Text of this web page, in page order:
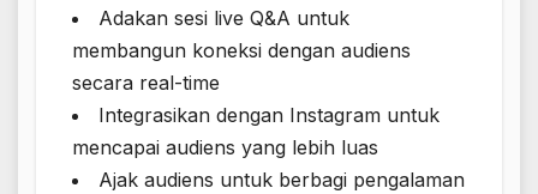
Adakan sesi live Q&A untuk
membangun koneksi dengan audiens
secara real-time
Integrasikan dengan Instagram untuk
mencapai audiens yang lebih luas
Ajak audiens untuk berbagi pengalaman